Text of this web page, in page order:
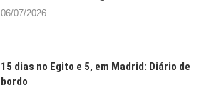
06/07/2026
15 dias no Egito e 5, em Madrid: Diário de
bordo